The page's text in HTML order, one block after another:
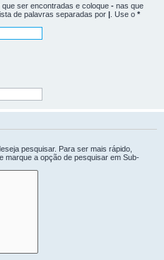
ser encontradas e coloque - nas que
de palavras separadas por | . Use o *
pesquisar. Para ser mais rápido,
marque a opção de pesquisar em Sub-